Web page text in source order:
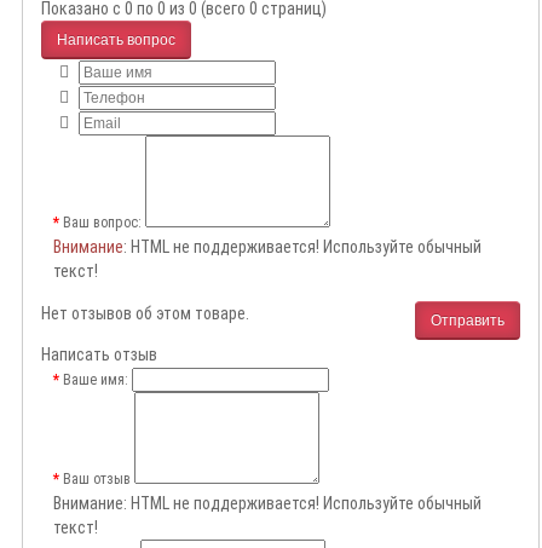
Показано с 0 по 0 из 0 (всего 0 страниц)
Написать вопрос
Ваш вопрос:
Внимание: HTML не поддерживается! Используйте обычный
текст!
Отправить
Нет отзывов об этом товаре.
Написать отзыв
Ваше имя:
Ваш отзыв
Внимание: HTML не поддерживается! Используйте обычный
текст!